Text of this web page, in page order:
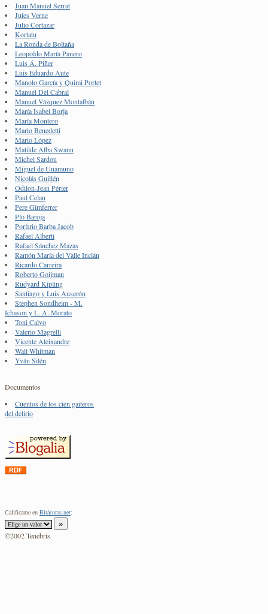
Juan Manuel Serrat
Jules Verne
Julio Cortazar
Kortatu
La Ronda de Boltaña
Leopoldo María Panero
Luis Á. Piñer
Luis Eduardo Aute
Manolo García y Quimi Portet
Manuel Del Cabral
Manuel Vázquez Montalbán
María Isabel Borja
María Montero
Mario Benedetti
Mario López
Matilde Alba Swann
Michel Sardou
Miguel de Unamuno
Nicolás Guillén
Odilon-Jean Périer
Paul Celan
Pere Gimferrer
Pío Baroja
Porfirio Barba Jacob
Rafael Alberti
Rafael Sánchez Mazas
Ramón María del Valle Inclán
Ricardo Carreira
Roberto Goijman
Rudyard Kipling
Santiago y Luis Auserón
Stephen Sondheim - M.
Ichason y L. A. Morato
Toni Calvo
Valerio Magrelli
Vicente Aleixandre
Walt Whitman
Yván Silén
Documentos
Cuentos de los cien gaiteros
del delirio
Califícame en Bitácoras.net:
©2002 Tenebris